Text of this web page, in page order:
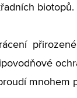
biotopů.
mnohem